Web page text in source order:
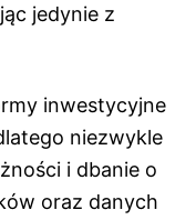
jedynie z
inwestycyjne
niezwykle
i dbanie o
oraz danych